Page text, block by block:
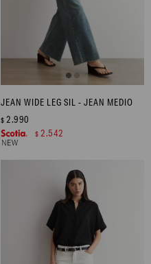
JEAN WIDE LEG SIL - JEAN MEDIO
$ 2.990
$ 2.542